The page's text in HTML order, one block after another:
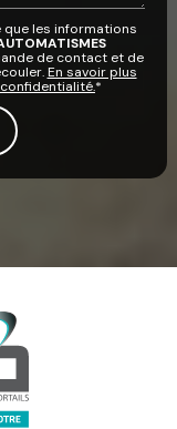
les informations
de contact et de
En savoir plus
*